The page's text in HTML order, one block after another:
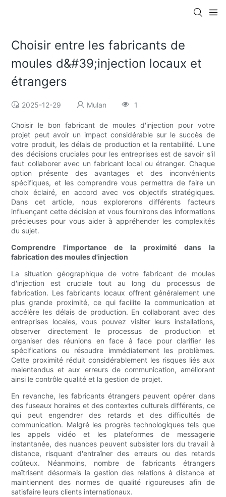
Choisir entre les fabricants de
moules d&#39;injection locaux et
étrangers
2025-12-29 Mulan 1
Choisir le bon fabricant de moules d'injection pour votre
projet peut avoir un impact considérable sur le succès de
votre produit, les délais de production et la rentabilité. L'une
des décisions cruciales pour les entreprises est de savoir s'il
faut collaborer avec un fabricant local ou étranger. Chaque
option présente des avantages et des inconvénients
spécifiques, et les comprendre vous permettra de faire un
choix éclairé, en accord avec vos objectifs stratégiques.
Dans cet article, nous explorerons différents facteurs
influençant cette décision et vous fournirons des informations
précieuses pour vous aider à appréhender les complexités
du sujet.
Comprendre l'importance de la proximité dans la
fabrication des moules d'injection
La situation géographique de votre fabricant de moules
d'injection est cruciale tout au long du processus de
fabrication. Les fabricants locaux offrent généralement une
plus grande proximité, ce qui facilite la communication et
accélère les délais de production. En collaborant avec des
entreprises locales, vous pouvez visiter leurs installations,
observer directement le processus de production et
organiser des réunions en face à face pour clarifier les
spécifications ou résoudre immédiatement les problèmes.
Cette proximité réduit considérablement les risques liés aux
malentendus et aux erreurs de communication, améliorant
ainsi le contrôle qualité et la gestion de projet.
En revanche, les fabricants étrangers peuvent opérer dans
des fuseaux horaires et des contextes culturels différents, ce
qui peut engendrer des retards et des difficultés de
communication. Malgré les progrès technologiques tels que
les appels vidéo et les plateformes de messagerie
instantanée, des nuances peuvent subsister lors du travail à
distance, risquant d'entraîner des erreurs ou des retards
coûteux. Néanmoins, nombre de fabricants étrangers
maîtrisent désormais la gestion des relations à distance et
maintiennent des normes de qualité rigoureuses afin de
satisfaire leurs clients internationaux.